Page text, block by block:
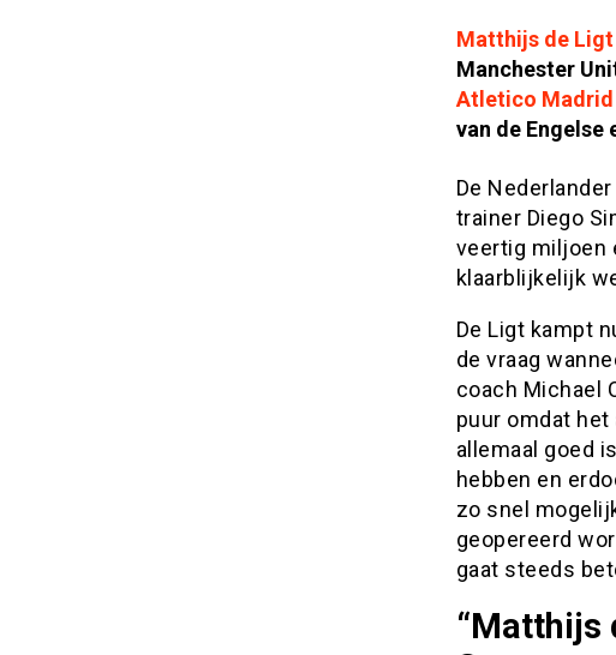
Matthijs de Ligt
Manchester
Atletico Madrid
van de Engelse
De
trainer Diego
veertig miljoen
klaarblijkelijk
De Ligt kampt
de vraag
coach Michael
puur omdat
allemaal goed
hebben en
zo snel
geopereerd
gaat steeds
“Matthijs